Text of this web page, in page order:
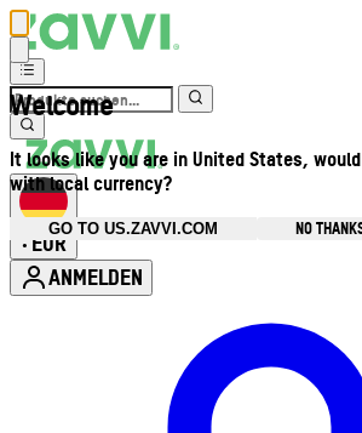
Welcome
It looks like you are in United States,
with local currency?
GO TO US.ZAVVI.COM
NO
• EUR
ANMELDEN